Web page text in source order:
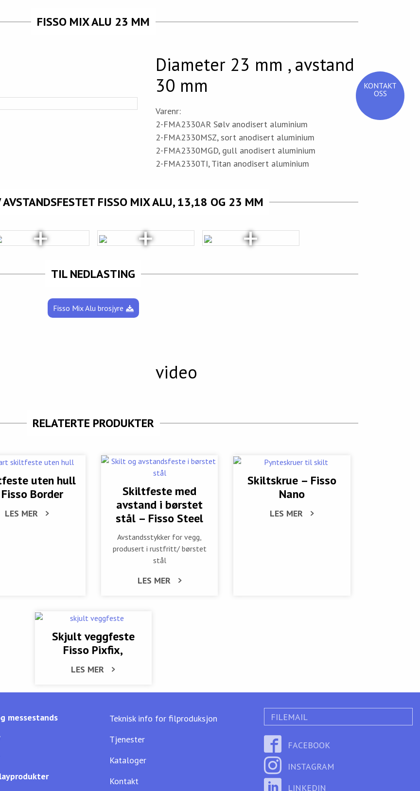
KONTAKT
OSS
FISSO MIX ALU 23 MM
Diameter 23 mm , avstand
30 mm
Varenr:
2-FMA2330AR Sølv anodisert aluminium
2-FMA2330MSZ, sort anodisert aluminium
2-FMA2330MGD, gull anodisert aluminium
2-FMA2330TI, Titan anodisert aluminium
AVSTANDSFESTET FISSO MIX ALU, 13,18 OG 23 MM
TIL NEDLASTING
Fisso Mix Alu brosjyre
video
RELATERTE PRODUKTER
uten hull
Border
LES MER
Skiltfeste med
avstand i børstet
stål – Fisso Steel
Avstandsstykker for vegg,
produsert i rustfritt/ børstet
stål
LES MER
Skiltskrue – Fisso
Nano
LES MER
Skjult veggfeste
Fisso Pixfix,
LES MER
messestands
Teknisk info for filproduksjon
Tjenester
Kataloger
Kontakt
FILEMAIL
FACEBOOK
INSTAGRAM
LINKEDIN